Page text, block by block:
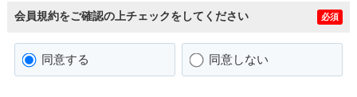
会員規約をご確認の上チェックをしてください 必須
同意する 同意しない